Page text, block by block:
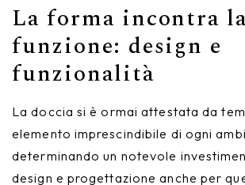
La forma incontra
funzione: design e
funzionalità
La doccia si è ormai attestata da
elemento imprescindibile di ogni
determinando un notevole
design e progettazione anche per